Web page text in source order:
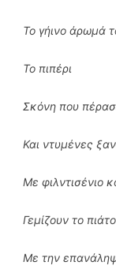
Το γήινο άρωμά
Το πιπέρι
Σκόνη που
Και ντυμένες
Με φιλντισένιο
Γεμίζουν το πιάτο
Με την